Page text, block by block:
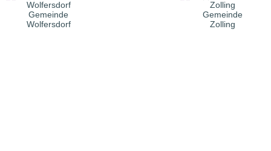
Gemeinde
Wolfersdorf
Gemeinde
Zolling